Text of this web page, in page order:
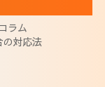
ラム
対応法